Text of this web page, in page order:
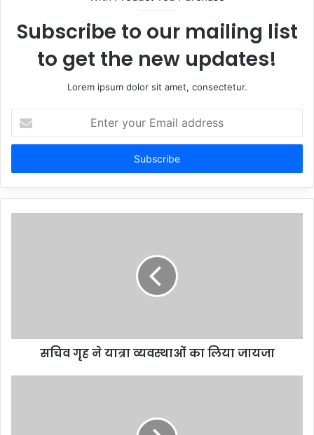
Subscribe to our mailing list
to get the new updates!
Lorem ipsum dolor sit amet, consectetur.
your
Email
सचिव गृह ने यात्रा व्यवस्थाओं का लिया जायजा